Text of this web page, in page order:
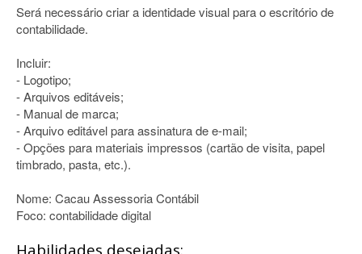
Será necessário criar a identidade visual para o escritório de
contabilidade.
Incluir:
- Logotipo;
- Arquivos editáveis;
- Manual de marca;
- Arquivo editável para assinatura de e-mail;
- Opções para materiais impressos (cartão de visita, papel
timbrado, pasta, etc.).
Nome: Cacau Assessoria Contábil
Foco: contabilidade digital